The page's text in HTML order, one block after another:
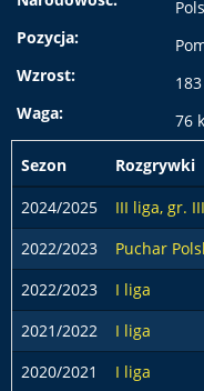
Pozycja:
Wzrost:
Waga:
76
Sezon Rozgrywki
2024/2025
III liga, gr. III
2022/2023
Puchar
2022/2023
I liga
2021/2022
I liga
2020/2021
I liga